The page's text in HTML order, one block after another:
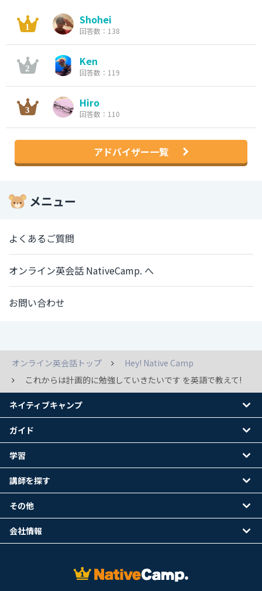
Shohei
回答数：138
Ken
回答数：119
Hiro
回答数：110
アドバイザー一覧
メニュー
よくあるご質問
オンライン英会話 NativeCamp. へ
お問い合わせ
オンライン英会話トップ
Hey! Native Camp
これからは計画的に勉強していきたいです を英語で教えて!
ネイティブキャンプ
ガイド
学習
講師を探す
その他
会社情報